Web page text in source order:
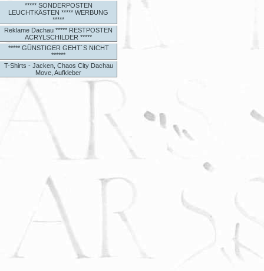
***** SONDERPOSTEN
LEUCHTKÄSTEN ***** WERBUNG
*****
Reklame Dachau ***** RESTPOSTEN
ACRYLSCHILDER *****
***** GÜNSTIGER GEHT´S NICHT
******
T-Shirts - Jacken, Chaos City Dachau
Move, Aufkleber